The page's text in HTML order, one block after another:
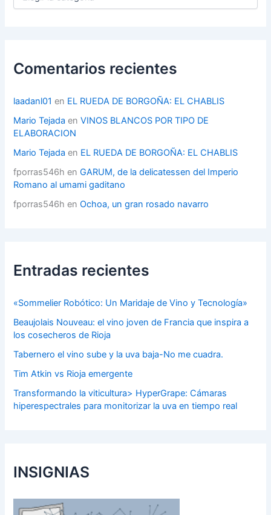
r
í
s
Comentarios recientes
laadanl01 en EL RUEDA DE BORGOÑA: EL CHABLIS
Mario Tejada enVINOS BLANCOS POR TIPO DE
ELABORACION
Mario Tejada en EL RUEDA DE BORGOÑA: EL CHABLIS
fporras546h enGARUM, de la delicatessen del Imperio
Romano al umami gaditano
fporras546h enOchoa, un gran rosado navarro
Entradas recientes
«Sommelier Robótico: Un Maridaje de Vino y Tecnología»
Beaujolais Nouveau: el vino joven de Francia que inspira a
los cosecheros de Rioja
Tabernero el vino sube y la uva baja-No me cuadra.
Tim Atkin vs Rioja emergente
Transformando la viticultura> HyperGrape: Cámaras
hiperespectrales para monitorizar la uva en tiempo real
INSIGNIAS